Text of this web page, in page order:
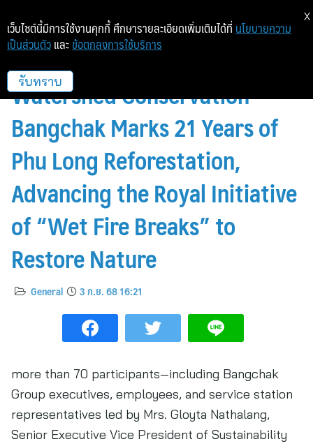
“Forest Robe Offering for
Watershed Conservation” –
Bangchak Marks 21 Years of
Phu Long Reforestation,
Advancing the Royal Initiative
of “Wet Fire Breaks” to
Restore Nature
General 3 ก.ย. 68 16:21
more than 70 participants—including Bangchak
Group executives, employees, and service station
representatives led by Mrs. Gloyta Nathalang,
Senior Executive Vice President of Sustainability
เว็บไซต์นี้มีการใช้งานคุกกี้ ศึกษารายละเอียดเพิ่มเติมได้ที่ นโยบายความ
เป็นส่วนตัว และ ข้อตกลงการใช้บริการ
รับทราบ
X